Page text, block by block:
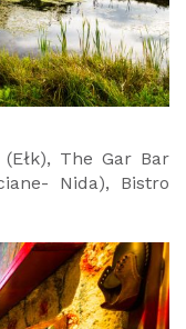
The Gar Bar
Nida), Bistro